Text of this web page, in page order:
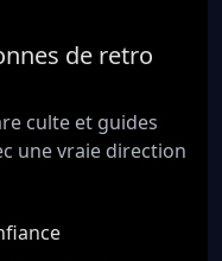
de retro
culte et guides
une vraie direction